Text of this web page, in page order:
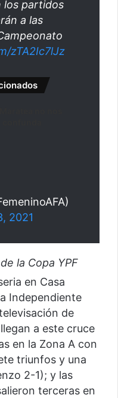
los partidos
a las
zTA2Ic7lJz
2021
la Copa YPF
en Casa
Independiente
de
a este cruce
en la Zona A con
triunfos y una
2-1); y las
terceras en